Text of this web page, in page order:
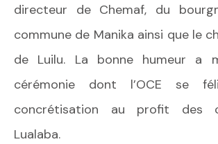
directeur de Chemaf, du
commune de Manika ainsi que le
de Luilu. La bonne humeur a
cérémonie dont l’OCE se
concrétisation au profit des
Lualaba.